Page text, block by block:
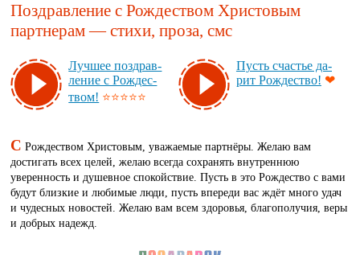
Поздравление с Рождеством Христовым
партнерам — стихи, проза, смс
Луч­шее поз­драв­
ле­ние с Рож­дес­
твом! ⭐⭐⭐⭐⭐
Пусть счастье да­
рит Рож­дес­тво! ❤
С Рождеством Христовым, уважаемые партнёры. Желаю вам
достигать всех целей, желаю всегда сохранять внутреннюю
уверенность и душевное спокойствие. Пусть в это Рождество с вами
будут близкие и любимые люди, пусть впереди вас ждёт много удач
и чудесных новостей. Желаю вам всем здоровья, благополучия, веры
и добрых надежд.